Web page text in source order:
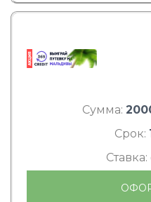
Сумма:
Срок:
Ставка: